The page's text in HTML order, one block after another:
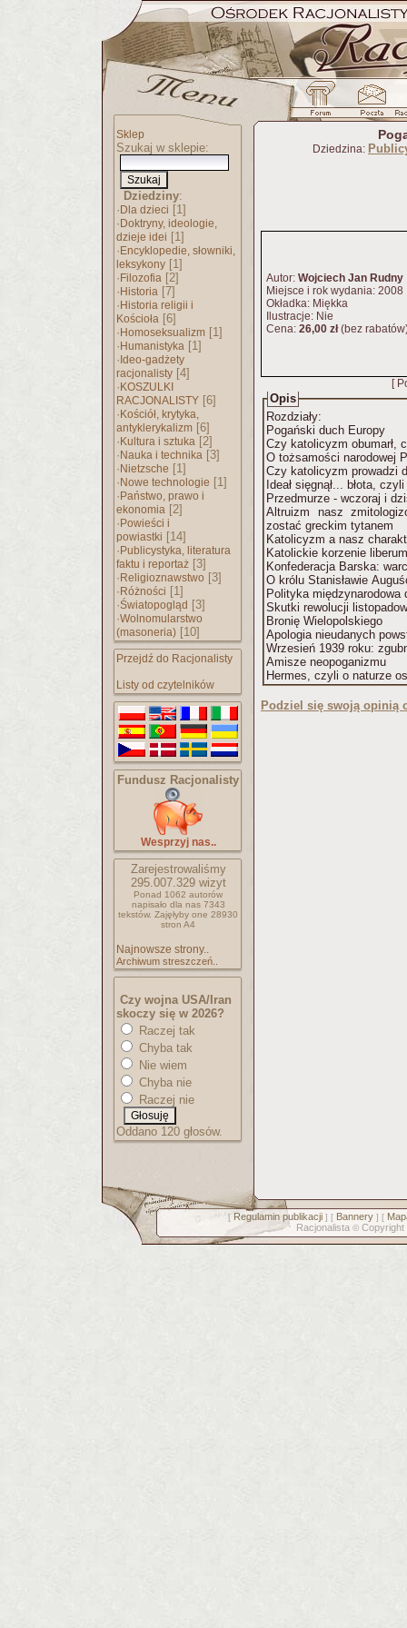
Sklep
Szukaj w sklepie:
Dziedziny:
· Dla dzieci [1]
· Doktryny, ideologie,
dzieje idei [1]
· Encyklopedie, słowniki,
leksykony [1]
· Filozofia [2]
· Historia [7]
· Historia religii i
Kościoła [6]
· Homoseksualizm [1]
· Humanistyka [1]
· Ideo-gadżety
racjonalisty [4]
· KOSZULKI
RACJONALISTY [6]
· Kościół, krytyka,
antyklerykalizm [6]
· Kultura i sztuka [2]
· Nauka i technika [3]
· Nietzsche [1]
· Nowe technologie [1]
· Państwo, prawo i
ekonomia [2]
· Powieści i
powiastki [14]
· Publicystyka, literatura
faktu i reportaż [3]
· Religioznawstwo [3]
· Różności [1]
·Światopogląd [3]
·Wolnomularstwo
(masoneria) [10]
Przejdź do Racjonalisty
Listy od czytelników
Fundusz Racjonalisty
Wesprzyj nas..
Zarejestrowaliśmy
295.007.329wizyt
Ponad 1062 autorów
napisało dla nas 7343
tekstów. Zajęłyby one 28930
stron A4
Najnowsze strony..
Archiwum streszczeń..
Czy wojna USA/Iran
skoczy się w 2026?
Raczej tak
Chyba tak
Nie wiem
Chyba nie
Raczej nie
Oddano 120 głosów.
Dziedzina:
Autor: Wojciech Jan Rudny
Miejsce i rok wydania: 2008
Okładka: Miękka
Ilustracje: Nie
Cena: 26,00 zł(bez
[
Opis
Rozdziały:
Pogański duch Europy
Czy katolicyzm obumarł,
O tożsamości narodowej
Czy katolicyzm prowadzi
Ideał sięgnął... błota,
Przedmurze - wczoraj i
Altruizm nasz
zostać greckim tytanem
Katolicyzm a nasz
Katolickie korzenie
Konfederacja Barska:
O królu Stanisławie
Polityka międzynarodowa
Skutki rewolucji
Bronię Wielopolskiego
Apologia nieudanych
Wrzesień 1939 roku:
Amisze neopoganizmu
Hermes, czyli o naturze
Podziel się swoją opinią
[ Regulamin publikacji] [ Bannery] [
Racjonalista © Copyright